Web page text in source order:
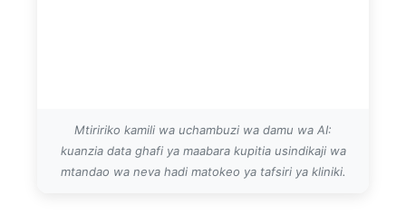
Mtiririko kamili wa uchambuzi wa damu wa AI:
kuanzia data ghafi ya maabara kupitia usindikaji wa
mtandao wa neva hadi matokeo ya tafsiri ya kliniki.